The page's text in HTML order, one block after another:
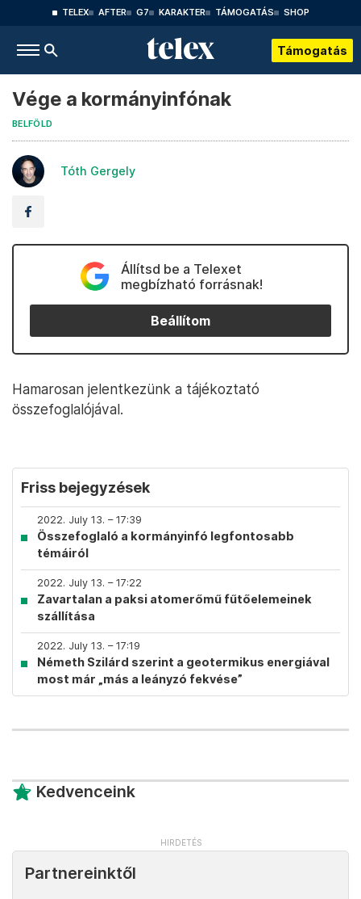
TELEX AFTER G7 KARAKTER TÁMOGATÁS SHOP
Támogatás
Vége a kormányinfónak
BELFÖLD
Tóth Gergely
Állítsd be a Telexet
megbízható forrásnak!
Beállítom
Hamarosan jelentkezünk a tájékoztató
összefoglalójával.
Friss bejegyzések
2022. July 13. – 17:39
Összefoglaló a kormányinfó legfontosabb
témáiról
2022. July 13. – 17:22
Zavartalan a paksi atomerőmű fűtőelemeinek
szállítása
2022. July 13. – 17:19
Németh Szilárd szerint a geotermikus energiával
most már „más a leányzó fekvése”
Kedvenceink
Partnereinktől